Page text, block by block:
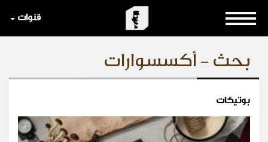
قنوات
بحث - أكسسوارات
بوتيكات